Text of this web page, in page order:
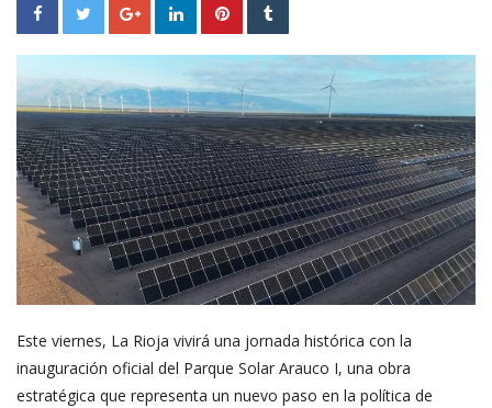
Este viernes, La Rioja vivirá una jornada histórica con la
inauguración oficial del Parque Solar Arauco I, una obra
estratégica que representa un nuevo paso en la política de